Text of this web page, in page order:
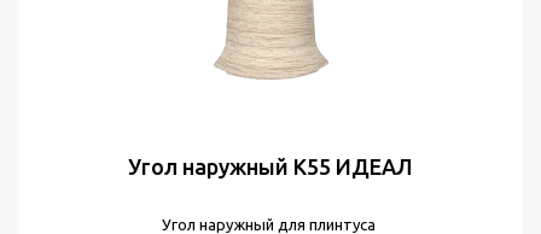
Угол наружный К55 ИДЕАЛ
Угол наружный для плинтуса